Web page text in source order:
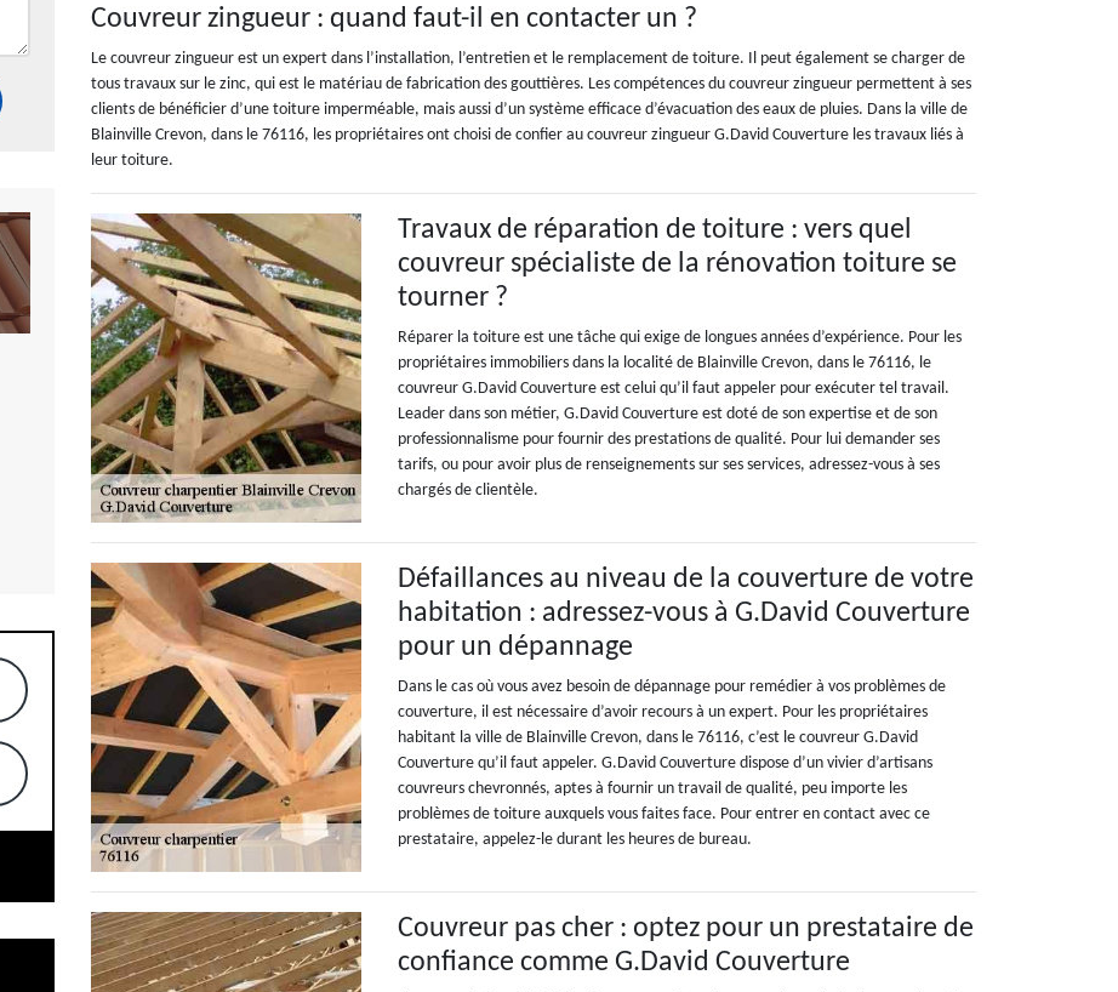
Couvreur zingueur : quand faut-il en contacter un ?
Le couvreur zingueur est un expert dans l’installation, l’entretien et le remplacement de toiture. Il peut également se charger de
tous travaux sur le zinc, qui est le matériau de fabrication des gouttières. Les compétences du couvreur zingueur permettent à ses
clients de bénéficier d’une toiture imperméable, mais aussi d’un système efficace d’évacuation des eaux de pluies. Dans la ville de
Blainville Crevon, dans le 76116, les propriétaires ont choisi de confier au couvreur zingueur G.David Couverture les travaux liés à
leur toiture.
Travaux de réparation de toiture : vers quel
couvreur spécialiste de la rénovation toiture se
tourner ?
Réparer la toiture est une tâche qui exige de longues années d’expérience. Pour les
propriétaires immobiliers dans la localité de Blainville Crevon, dans le 76116, le
couvreur G.David Couverture est celui qu’il faut appeler pour exécuter tel travail.
Leader dans son métier, G.David Couverture est doté de son expertise et de son
professionnalisme pour fournir des prestations de qualité. Pour lui demander ses
tarifs, ou pour avoir plus de renseignements sur ses services, adressez-vous à ses
chargés de clientèle.
Défaillances au niveau de la couverture de votre
habitation : adressez-vous à G.David Couverture
pour un dépannage
Dans le cas où vous avez besoin de dépannage pour remédier à vos problèmes de
couverture, il est nécessaire d’avoir recours à un expert. Pour les propriétaires
habitant la ville de Blainville Crevon, dans le 76116, c’est le couvreur G.David
Couverture qu’il faut appeler. G.David Couverture dispose d’un vivier d’artisans
couvreurs chevronnés, aptes à fournir un travail de qualité, peu importe les
problèmes de toiture auxquels vous faites face. Pour entrer en contact avec ce
prestataire, appelez-le durant les heures de bureau.
Couvreur pas cher : optez pour un prestataire de
confiance comme G.David Couverture